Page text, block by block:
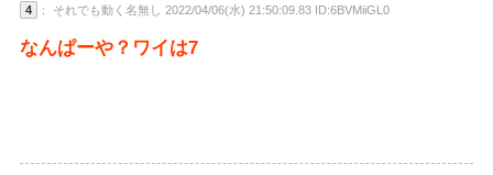
4 ： それでも動く名無し 2022/04/06(水) 21:50:09.83 ID:6BVMiiGL0
なんぱーや？ワイは7